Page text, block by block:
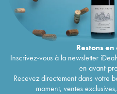
Restons en
Inscrivez-vous à la newsletter
en avant-
Recevez directement dans votre
moment, ventes